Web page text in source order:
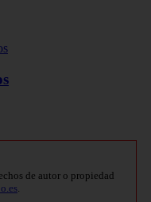
de autor o propiedad